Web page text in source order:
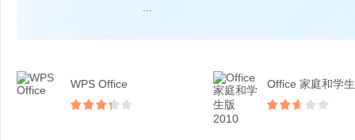
...
WPS Office Office 家庭和学